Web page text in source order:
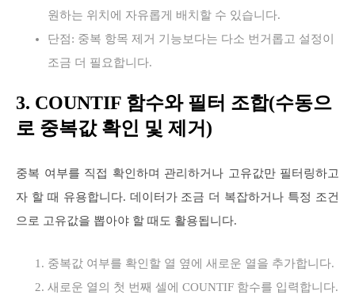
원하는 위치에 자유롭게 배치할 수 있습니다.
단점: 중복 항목 제거 기능보다는 다소 번거롭고 설정이
조금 더 필요합니다.
3. COUNTIF 함수와 필터 조합(수동으
로 중복값 확인 및 제거)
중복 여부를 직접 확인하며 관리하거나 고유값만 필터링하고
자 할 때 유용합니다. 데이터가 조금 더 복잡하거나 특정 조건
으로 고유값을 뽑아야 할 때도 활용됩니다.
중복값 여부를 확인할 열 옆에 새로운 열을 추가합니다.
새로운 열의 첫 번째 셀에 COUNTIF 함수를 입력합니다.